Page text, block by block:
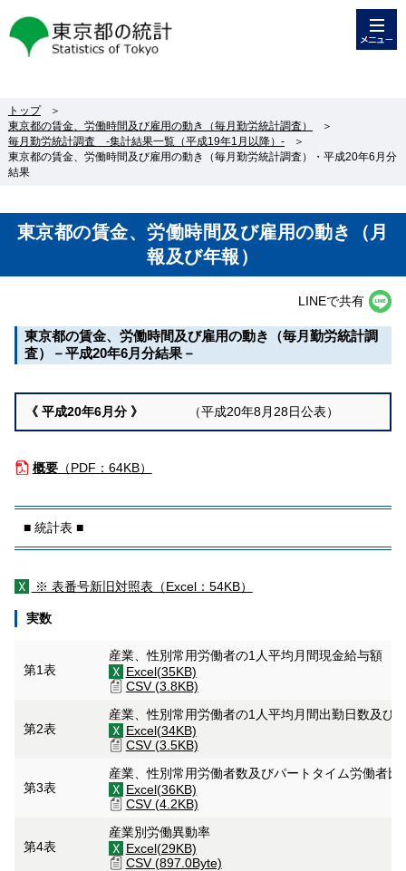
東京都の統計
トップ
＞
東京都の賃金、労働時間及び雇用の動き（毎月勤労統計調査）
＞
毎月勤労統計調査 -集計結果一覧（平成19年1月以降）-
＞
東京都の賃金、労働時間及び雇用の動き（毎月勤労統計調査）・平成20年6月分
結果
東京都の賃金、労働時間及び雇用の動き（月
報及び年報）
LINEで共有
東京都の賃金、労働時間及び雇用の動き（毎月勤労統計調
査）－平成20年6月分結果－
《 平成20年6月分 》 （平成20年8月28日公表）
概要（PDF：64KB）
■ 統計表 ■
※ 表番号新旧対照表（Excel：54KB）
実数
第1表
産業、性別常用労働者の1人平均月間現金給与額
Excel(35KB)
CSV (3.8KB)
第2表
産業、性別常用労働者の1人平均月間出勤日数及び
Excel(34KB)
CSV (3.5KB)
第3表
産業、性別常用労働者数及びパートタイム労働者
Excel(36KB)
CSV (4.2KB)
第4表
産業別労働異動率
Excel(29KB)
CSV (897.0Byte)